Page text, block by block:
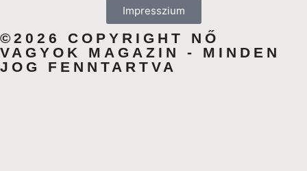
Impresszium
©2026 COPYRIGHT NŐ
VAGYOK MAGAZIN - MINDEN
JOG FENNTARTVA